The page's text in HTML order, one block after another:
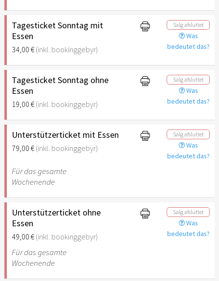
Tagesticket Sonntag mit
Essen
34,00 €(inkl. bookinggebyr)
Salg afsluttet
Was
bedeutet das?
Tagesticket Sonntag ohne
Essen
19,00 €(inkl. bookinggebyr)
Salg afsluttet
Was
bedeutet das?
Unterstützerticket mit Essen
79,00 €(inkl. bookinggebyr)
Salg afsluttet
Was
bedeutet das?
Für das gesamte
Wochenende
Unterstützerticket ohne
Essen
49,00 €(inkl. bookinggebyr)
Salg afsluttet
Was
bedeutet das?
Für das gesamte
Wochenende